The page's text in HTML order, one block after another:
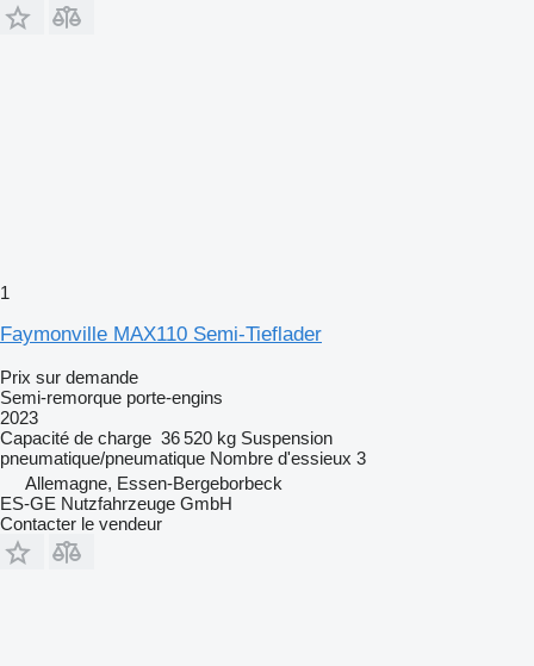
1
Faymonville MAX110 Semi-Tieflader
Prix sur demande
Semi-remorque porte-engins
2023
Capacité de charge 36 520 kg Suspension
pneumatique/pneumatique Nombre d'essieux 3
Allemagne, Essen-Bergeborbeck
ES-GE Nutzfahrzeuge GmbH
Contacter le vendeur